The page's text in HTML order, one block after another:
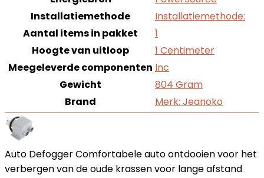
Installatiemethode
Installatiemethode:
Aantal items in pakket
1
Hoogte van uitloop
1 Centimeter
Meegeleverde componenten Inc
Gewicht
804 Gram
Brand
Merk: Jeanoko
Auto Defogger Comfortabele auto ontdooien voor het
verbergen van de oude krassen voor lange afstand